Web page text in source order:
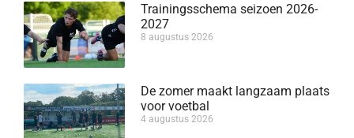
Trainingsschema seizoen 2026-
2027
8 augustus 2026
De zomer maakt langzaam plaats
voor voetbal
4 augustus 2026